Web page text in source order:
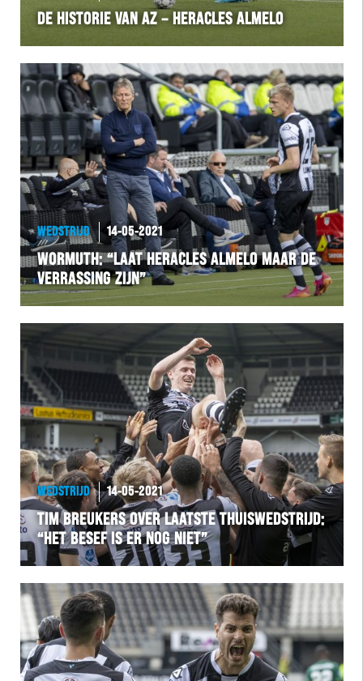
VOLHER
HERTEL
Natuurgras
Wedstrijd
Heracles
BusinessClub
Foundation
Herakids
Team Zwart Wit
Futsal
eSports
Academie
DE HISTORIE VAN AZ – HERACLES ALMELO
WEDSTRIJD 14-05-2021
WORMUTH: “LAAT HERACLES ALMELO MAAR DE
VERRASSING ZIJN”
WEDSTRIJD 14-05-2021
TIM BREUKERS OVER LAATSTE THUISWEDSTRIJD:
“HET BESEF IS ER NOG NIET”